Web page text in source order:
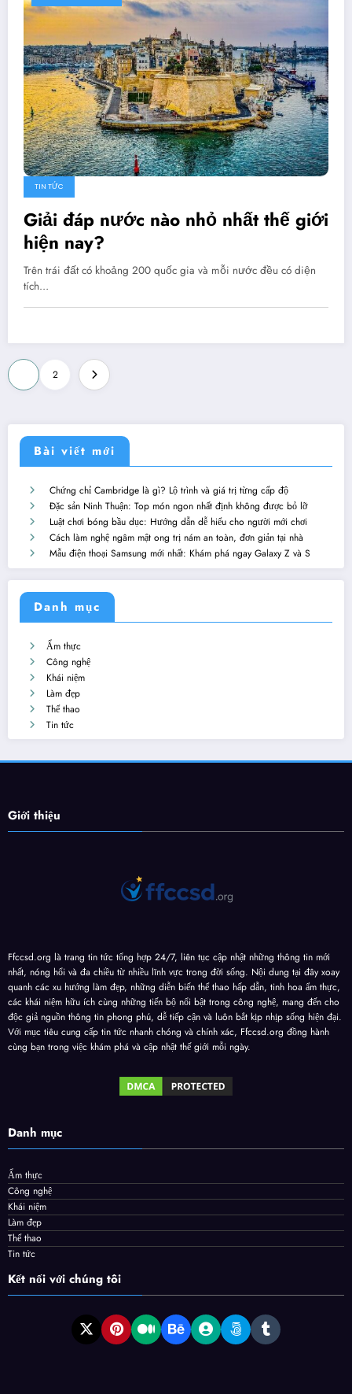
TIN TỨC
Giải đáp nước nào nhỏ nhất thế giới
hiện nay?
Trên trái đất có khoảng 200 quốc gia và mỗi nước đều có diện
tích…
Phân
trang
bài
viết
2
Bài viết mới
Chứng chỉ Cambridge là gì? Lộ trình và giá trị từng cấp độ
Đặc sản Ninh Thuận: Top món ngon nhất định không được bỏ lỡ
Luật chơi bóng bầu dục: Hướng dẫn dễ hiểu cho người mới chơi
Cách làm nghệ ngâm mật ong trị nám an toàn, đơn giản tại nhà
Mẫu điện thoại Samsung mới nhất: Khám phá ngay Galaxy Z và S
Danh mục
Ẩm thực
Công nghệ
Khái niệm
Làm đẹp
Thể thao
Tin tức
Giới thiệu
Ffccsd.org là trang tin tức tổng hợp 24/7, liên tục cập nhật những thông tin mới
nhất, nóng hổi và đa chiều từ nhiều lĩnh vực trong đời sống. Nội dung tại đây xoay
quanh các xu hướng làm đẹp, những diễn biến thể thao hấp dẫn, tinh hoa ẩm thực,
các khái niệm hữu ích cùng những tiến bộ nổi bật trong công nghệ, mang đến cho
độc giả nguồn thông tin phong phú, dễ tiếp cận và luôn bắt kịp nhịp sống hiện đại.
Với mục tiêu cung cấp tin tức nhanh chóng và chính xác, Ffccsd.org đồng hành
cùng bạn trong việc khám phá và cập nhật thế giới mỗi ngày.
Danh mục
Ẩm thực
Công nghệ
Khái niệm
Làm đẹp
Thể thao
Tin tức
Kết nối với chúng tôi